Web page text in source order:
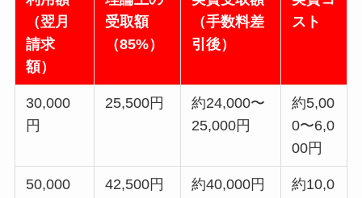
（翌月
請求
額）
受取額
（85%）
（手数料差
引後）
スト
30,000
円
25,500円
約24,000〜
25,000円
約5,00
0〜6,0
00円
50,000
42,500円 約40,000円
約10,0